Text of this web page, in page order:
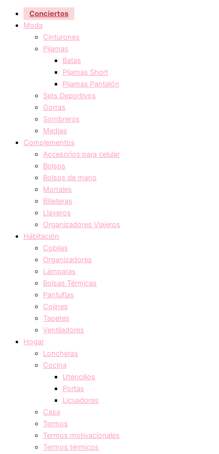
Conciertos
Moda
Cinturones
Pijamas
Batas
Pijamas Short
Pijamas Pantalón
Sets Deportivos
Gorras
Sombreros
Medias
Complementos
Accesorios para celular
Bolsos
Bolsos de mano
Morrales
Billeteras
Llaveros
Organizadores Viajeros
Hábitación
Cobijas
Organizadores
Lámparas
Bolsas Térmicas
Pantuflas
Cojines
Tapetes
Ventiladores
Hogar
Loncheras
Cocina
Utencilios
Portas
Licuadoras
Casa
Termos
Termos motivacionales
Termos térmicos